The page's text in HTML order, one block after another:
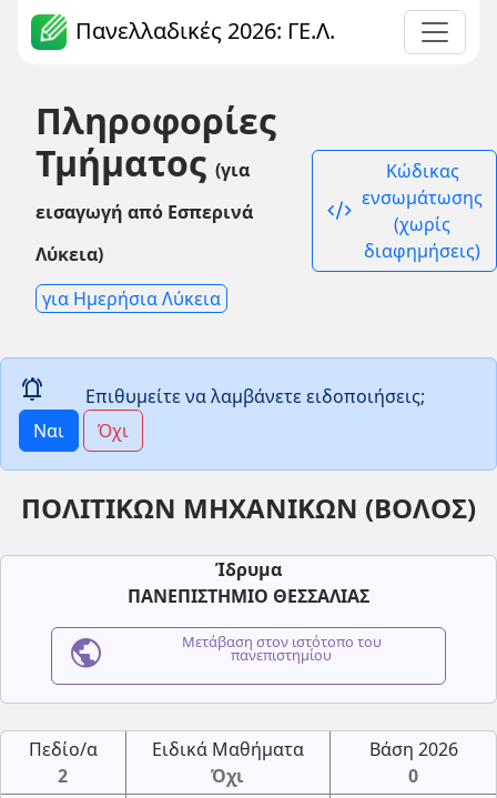
Πανελλαδικές 2026: ΓΕ.Λ.
Πληροφορίες
Τμήματος (για
εισαγωγή από Εσπερινά
Λύκεια)
για Ημερήσια Λύκεια
code_xml
Κώδικας
ενσωμάτωσης
(χωρίς
διαφημήσεις)
notifications_active
Επιθυμείτε να λαμβάνετε ειδοποιήσεις;
Ναι
Όχι
ΠΟΛΙΤΙΚΩΝ ΜΗΧΑΝΙΚΩΝ (ΒΟΛΟΣ)
Ίδρυμα
ΠΑΝΕΠΙΣΤΗΜΙΟ ΘΕΣΣΑΛΙΑΣ
public Μετάβαση στον ιστότοπο του
πανεπιστημίου
Πεδίο/α
2
Ειδικά Μαθήματα
Όχι
Βάση 2026
0